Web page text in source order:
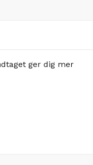
ger dig mer